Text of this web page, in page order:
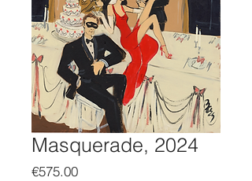
Masquerade, 2024
€575.00Price